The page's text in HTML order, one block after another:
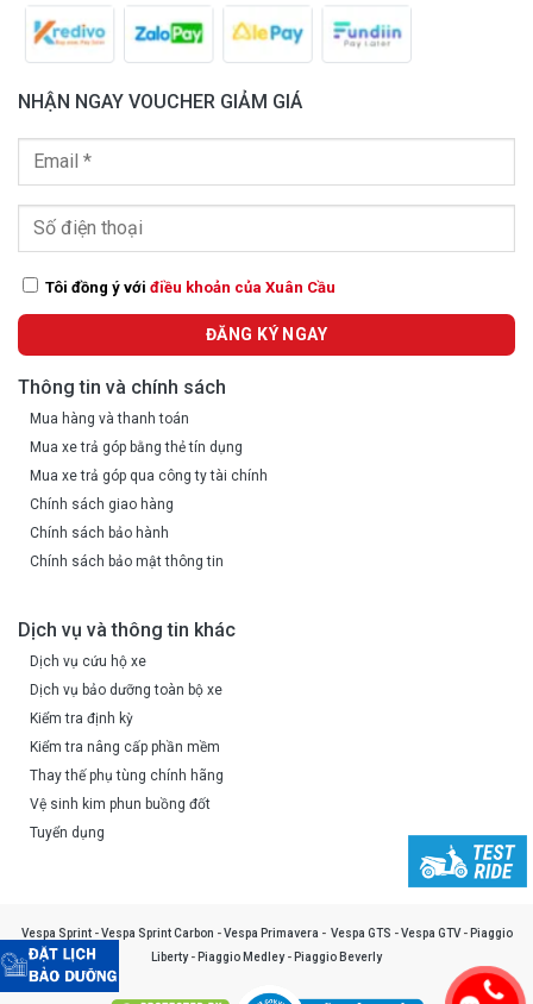
NHẬN NGAY VOUCHER GIẢM GIÁ
Tôi đồng ý với điều khoản của Xuân Cầu
Thông tin và chính sách
Mua hàng và thanh toán
Mua xe trả góp bằng thẻ tín dụng
Mua xe trả góp qua công ty tài chính
Chính sách giao hàng
Chính sách bảo hành
Chính sách bảo mật thông tin
Dịch vụ và thông tin khác
Dịch vụ cứu hộ xe
Dịch vụ bảo dưỡng toàn bộ xe
Kiểm tra định kỳ
Kiểm tra nâng cấp phần mềm
Thay thế phụ tùng chính hãng
Vệ sinh kim phun buồng đốt
Tuyển dụng
Vespa Sprint-Vespa Sprint Carbon -Vespa Primavera - Vespa GTS -Vespa GTV- Piaggio
Liberty- Piaggio Medley- Piaggio Beverly